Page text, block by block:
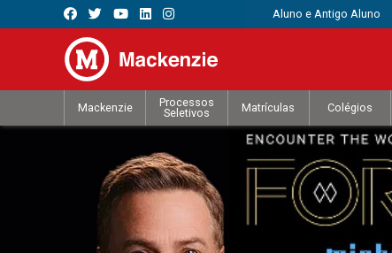
Aluno e Antigo Aluno
Mackenzie
Processos
Seletivos
Matrículas Colégios